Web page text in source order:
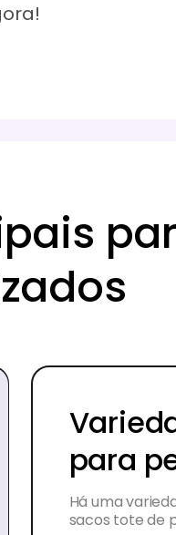
para
Há uma
sacos tote de